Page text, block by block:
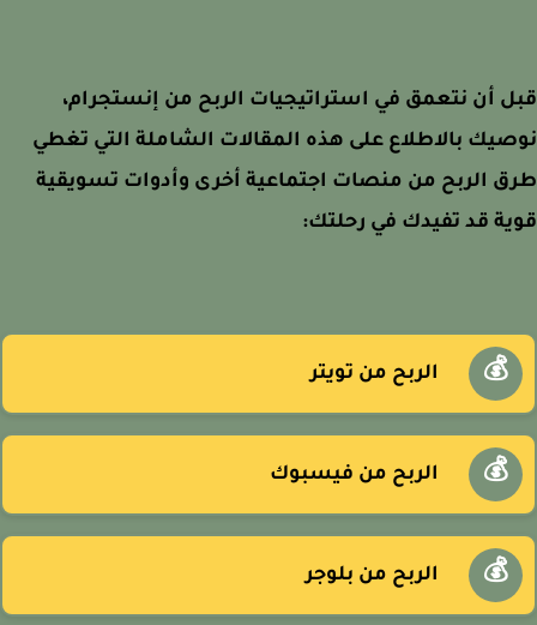
أن نتعمق في استراتيجيات الربح من إنستجرام،
بالاطلاع على هذه المقالات الشاملة التي تغطي
الربح من منصات اجتماعية أخرى وأدوات تسويقية
قد تفيدك في رحلتك:
💰 الربح من تويتر
💰 الربح من فيسبوك
💰 الربح من بلوجر